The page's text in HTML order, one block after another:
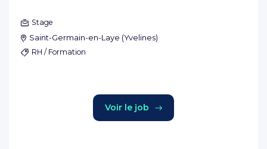
Stage
Saint-Germain-en-Laye (Yvelines)
RH / Formation
Voir le job